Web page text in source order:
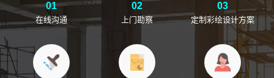
01
在线沟通
02
上门勘察
03
定制彩绘设计方案